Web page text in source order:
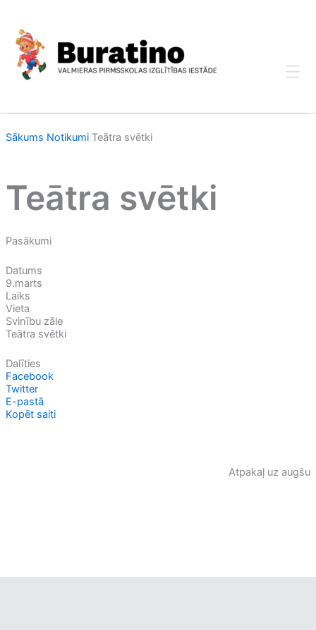
content
Sākums Notikumi Teātra svētki
Teātra svētki
Pasākumi
Datums
9.marts
Laiks
Vieta
Svinību zāle
Teātra svētki
Dalīties
Facebook
Twitter
E-pastā
Kopēt saiti
Atpakaļ uz augšu